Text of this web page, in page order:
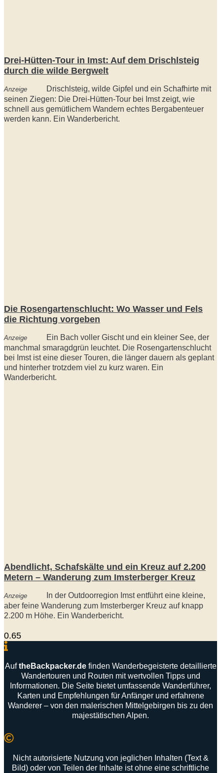
Drei-Hütten-Tour in Imst: Auf dem Drischlsteig
durch die wilde Bergwelt
Anzeige
Drischlsteig, wilde Gipfel und ein Schafhirte mit
seinen Ziegen: Die Drei-Hütten-Tour bei Imst zeigt, wie
schnell aus gemütlichem Wandern echtes Bergabenteuer
werden kann. Ein Wanderbericht.
Die Rosengartenschlucht: Wo Wasser und Fels
die Richtung vorgeben
Anzeige
Ein Bach voller Gischt und ein kleiner See, der
manchmal smaragdgrün leuchtet. Die Rosengartenschlucht
bei Imst ist eine dieser Touren, die länger dauern als geplant
und hinterher trotzdem viel zu kurz waren. Ein
Wanderbericht.
Abendlicht, Schafskälte und ein Kreuz auf 2.200
Metern – Wanderung zum Imsterberger Kreuz
Anzeige
In der Outdoorregion Imst entführt eine kleine,
aber feine Wanderung zum Imsterberger Kreuz auf knapp
2.200 m Höhe. Ein Wanderbericht.
Auf theBackpacker.de finden Wanderbegeisterte detaillierte
Wandertouren und Routen mit wertvollen Tipps und
Informationen. Die Seite bietet umfassende Wanderführer,
Karten und Empfehlungen für Anfänger und erfahrene
Wanderer – von den malerischen Mittelgebirgen bis zu den
majestätischen Alpen.
Nicht autorisierte Nutzung von jeglichen Inhalten (Text &
Bild) oder von Teilen der Inhalte ist ohne eine schriftliche